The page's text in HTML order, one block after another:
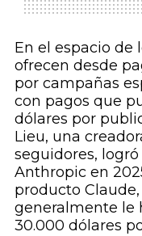
En el espacio de
ofrecen desde
por campañas
con pagos que
dólares por
Lieu, una
seguidores,
Anthropic en
producto
generalmente le
30.000 dólares